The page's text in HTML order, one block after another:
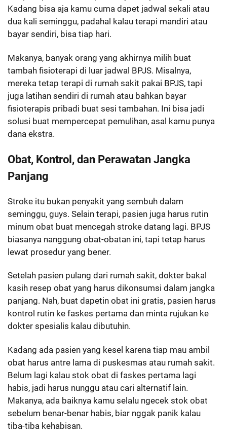
Kadang bisa aja kamu cuma dapet jadwal sekali atau
dua kali seminggu, padahal kalau terapi mandiri atau
bayar sendiri, bisa tiap hari.
Makanya, banyak orang yang akhirnya milih buat
tambah fisioterapi di luar jadwal BPJS. Misalnya,
mereka tetap terapi di rumah sakit pakai BPJS, tapi
juga latihan sendiri di rumah atau bahkan bayar
fisioterapis pribadi buat sesi tambahan. Ini bisa jadi
solusi buat mempercepat pemulihan, asal kamu punya
dana ekstra.
Obat, Kontrol, dan Perawatan Jangka
Panjang
Stroke itu bukan penyakit yang sembuh dalam
seminggu, guys. Selain terapi, pasien juga harus rutin
minum obat buat mencegah stroke datang lagi. BPJS
biasanya nanggung obat-obatan ini, tapi tetap harus
lewat prosedur yang bener.
Setelah pasien pulang dari rumah sakit, dokter bakal
kasih resep obat yang harus dikonsumsi dalam jangka
panjang. Nah, buat dapetin obat ini gratis, pasien harus
kontrol rutin ke faskes pertama dan minta rujukan ke
dokter spesialis kalau dibutuhin.
Kadang ada pasien yang kesel karena tiap mau ambil
obat harus antre lama di puskesmas atau rumah sakit.
Belum lagi kalau stok obat di faskes pertama lagi
habis, jadi harus nunggu atau cari alternatif lain.
Makanya, ada baiknya kamu selalu ngecek stok obat
sebelum benar-benar habis, biar nggak panik kalau
tiba-tiba kehabisan.